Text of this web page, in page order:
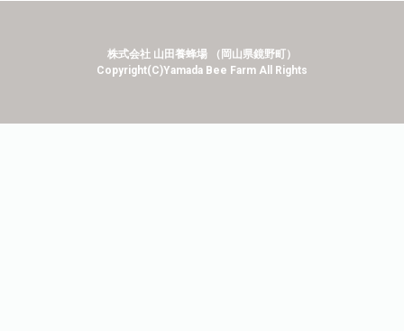
株式会社 山田養蜂場 （岡山県鏡野町）
Copyright(C)Yamada Bee Farm All Rights